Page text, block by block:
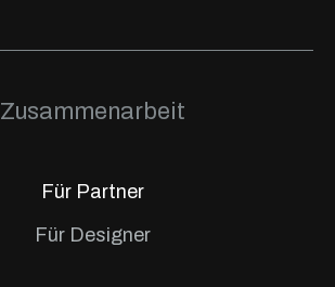
Zusammenarbeit
Für Partner
Für Designer